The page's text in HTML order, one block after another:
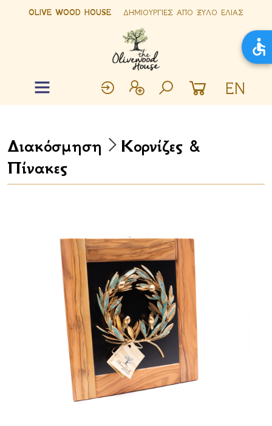
OLIVE WOOD HOUSE ΔΗΜΙΟΥΡΓΙΕΣ ΑΠΟ ΞΥΛΟ ΕΛΙΑΣ
EN
Διακόσμηση
Κορνίζες &
Πίνακες